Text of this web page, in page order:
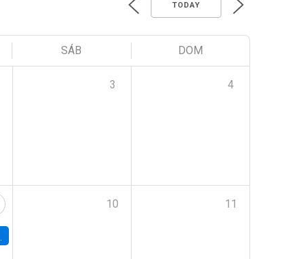
TODAY
SÁB DOM
3 4
10 11